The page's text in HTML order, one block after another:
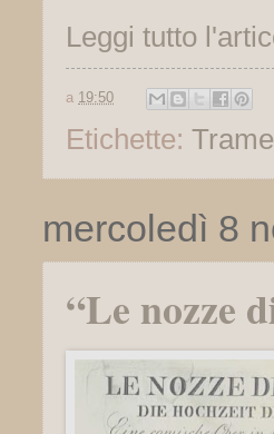
Leggi tutto
a 19:50
Etichette:
mercoledì 8
“Le nozze